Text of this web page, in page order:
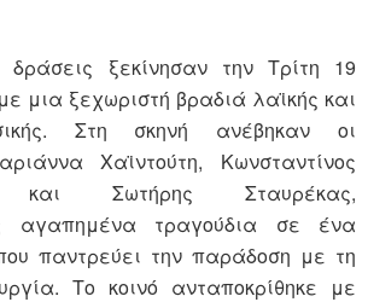
δράσεις ξεκίνησαν την Τρίτη 19
μια ξεχωριστή βραδιά λαϊκής και
Στη σκηνή ανέβηκαν οι
Χαϊντούτη, Κωνσταντίνος
και Σωτήρης Σταυρέκας,
αγαπημένα τραγούδια σε ένα
παντρεύει την παράδοση με τη
Το κοινό ανταποκρίθηκε με